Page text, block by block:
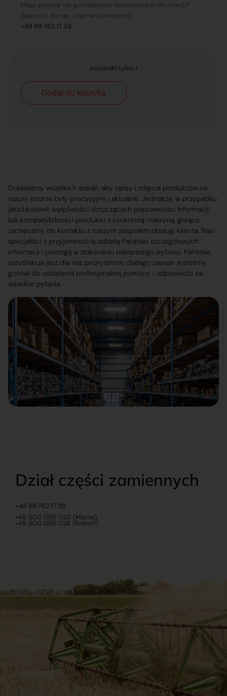
Masz pytania lub potrzebujesz dodatkowych informacji?
Zadzwoń do nas, chętnie pomożemy!
+48 89 762 17 39
pozostało tylko: 1
Dodaj do koszyka
Dokładamy wszelkich starań, aby opisy i zdjęcia produktów na
naszej stronie były precyzyjne i aktualne. Jednakże, w przypadku
jakichkolwiek wątpliwości dotyczących poprawności informacji
lub kompatybilności produktu z konkretną maszyną, gorąco
zachęcamy do kontaktu z naszym zespołem obsługi klienta. Nasi
specjaliści z przyjemnością udzielą Państwu szczegółowych
informacji i pomogą w dokonaniu najlepszego wyboru. Państwa
satysfakcja jest dla nas priorytetem, dlatego zawsze jesteśmy
gotowi do udzielenia profesjonalnej pomocy i odpowiedzi na
wszelkie pytania.
Dział części zamiennych
+48 89 762 17 39
+48 600 065 020 (Maciej)
+48 600 065 028 (Robert)
Dokumenty
Regulamin Dostawy
Romanowski
Sklep internetowy
Praca
Ubezpieczenia